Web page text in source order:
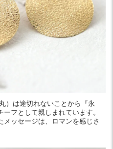
）は途切れないことから『永
フとして親しまれています。
ッセージは、ロマンを感じさ